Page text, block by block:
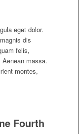
eget dolor.
dis
felis,
massa.
montes,
Fourth